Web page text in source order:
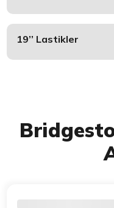
19’’ Lastikler